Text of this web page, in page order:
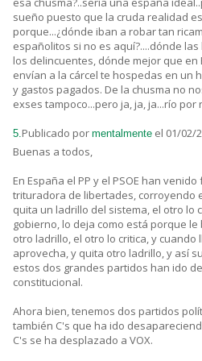
sueño puesto que la cruda realidad
porque...¿dónde iban a robar tan
españolitos si no es aquí?....dónde
los delincuentes, dónde mejor que
envían a la cárcel te hospedas en un
y gastos pagados. De la chusma no
exses tampoco...pero ja, ja, ja...río
5.Publicado por mentalmente el 01/02/
Buenas a todos,
En España el PP y el PSOE han
trituradora de libertades, corroyendo
quita un ladrillo del sistema, el otro lo
gobierno, lo deja como está porque
otro ladrillo, el otro lo critica, y cuando
aprovecha, y quita otro ladrillo, y así
estos dos grandes partidos han ido
constitucional.
Ahora bien, tenemos dos partidos
también C's que ha ido
C's se ha desplazado a VOX.